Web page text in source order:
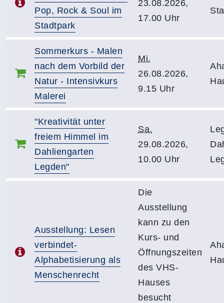
Pop, Rock & Soul im
Stadtpark
23.08.2026,
17.00 Uhr
Sommerkurs - Malen
nach dem Vorbild der
Natur - Intensivkurs
Malerei
Mi.
26.08.2026,
9.15 Uhr
"Kreativität unter
freiem Himmel im
Dahliengarten
Legden"
Sa.
29.08.2026,
10.00 Uhr
Ausstellung: Lesen
verbindet-
Alphabetisierung als
Menschenrecht
Die
Ausstellung
kann zu den
Kurs- und
Öffnungszeiten
des VHS-
Hauses
besucht